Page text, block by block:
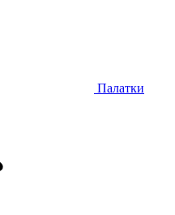
Палатки